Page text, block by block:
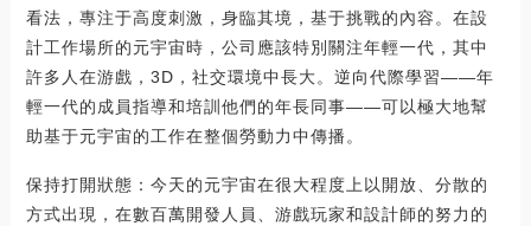
看法，專注于高度刺激，身臨其境，基于挑戰的內容。在設
計工作場所的元宇宙時，公司應該特別關注年輕一代，其中
許多人在游戲，3D，社交環境中長大。逆向代際學習——年
輕一代的成員指導和培訓他們的年長同事——可以極大地幫
助基于元宇宙的工作在整個勞動力中傳播。
保持打開狀態：今天的元宇宙在很大程度上以開放、分散的
方式出現，在數百萬開發人員、游戲玩家和設計師的努力的